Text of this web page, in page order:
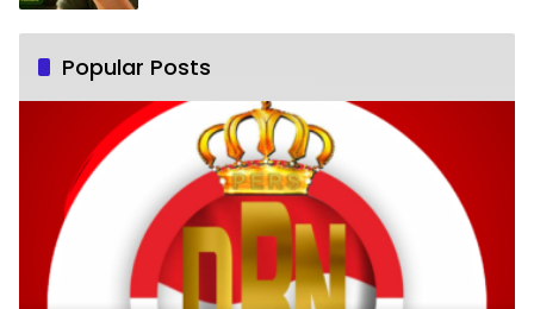
Popular Posts